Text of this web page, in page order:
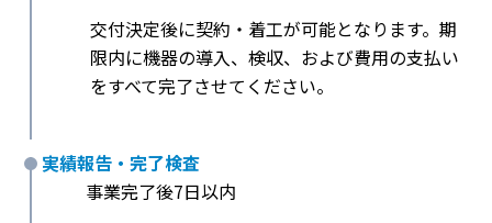
交付決定後に契約・着工が可能となります。期
限内に機器の導入、検収、および費用の支払い
をすべて完了させてください。
実績報告・完了検査
事業完了後7日以内